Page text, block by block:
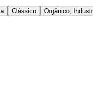
Clássico Orgânico,